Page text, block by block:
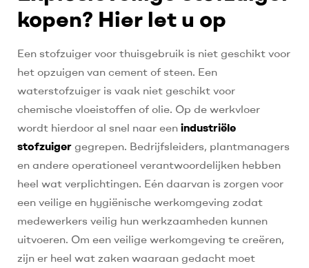
kopen? Hier let u op
Een stofzuiger voor thuisgebruik is niet geschikt voor
het opzuigen van cement of steen. Een
waterstofzuiger is vaak niet geschikt voor
chemische vloeistoffen of olie. Op de werkvloer
wordt hierdoor al snel naar een industriële
stofzuiger gegrepen. Bedrijfsleiders, plantmanagers
en andere operationeel verantwoordelijken hebben
heel wat verplichtingen. Eén daarvan is zorgen voor
een veilige en hygiënische werkomgeving zodat
medewerkers veilig hun werkzaamheden kunnen
uitvoeren. Om een veilige werkomgeving te creëren,
zijn er heel wat zaken waaraan gedacht moet